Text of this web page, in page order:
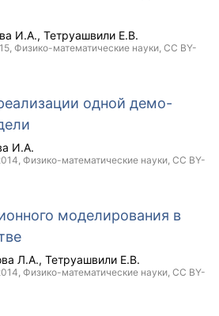
И.А. Тетруашвили Е.В.
, Физико-математические науки, CC BY-
одной демо-
И.А.
, Физико-математические науки, CC BY-
моделирования в
Л.А. Тетруашвили Е.В.
, Физико-математические науки, CC BY-